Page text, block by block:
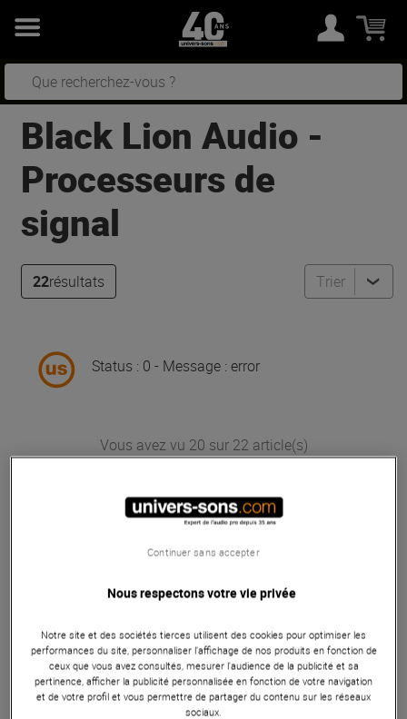
Black Lion Audio -
Processeurs de
signal
22résultats Trier
Status : 0 - Message : error
Vous avez vu 20 sur 22 article(s)
Nous respectons votre vie privée
Notre site et des sociétés tierces utilisent des cookies pour optimiser les
performances du site, personnaliser l’affichage de nos produits en fonction de
ceux que vous avez consultés, mesurer l'audience de la publicité et sa
pertinence, afficher la publicité personnalisée en fonction de votre navigation
et de votre profil et vous permettre de partager du contenu sur les réseaux
sociaux.
Continuer sans accepter